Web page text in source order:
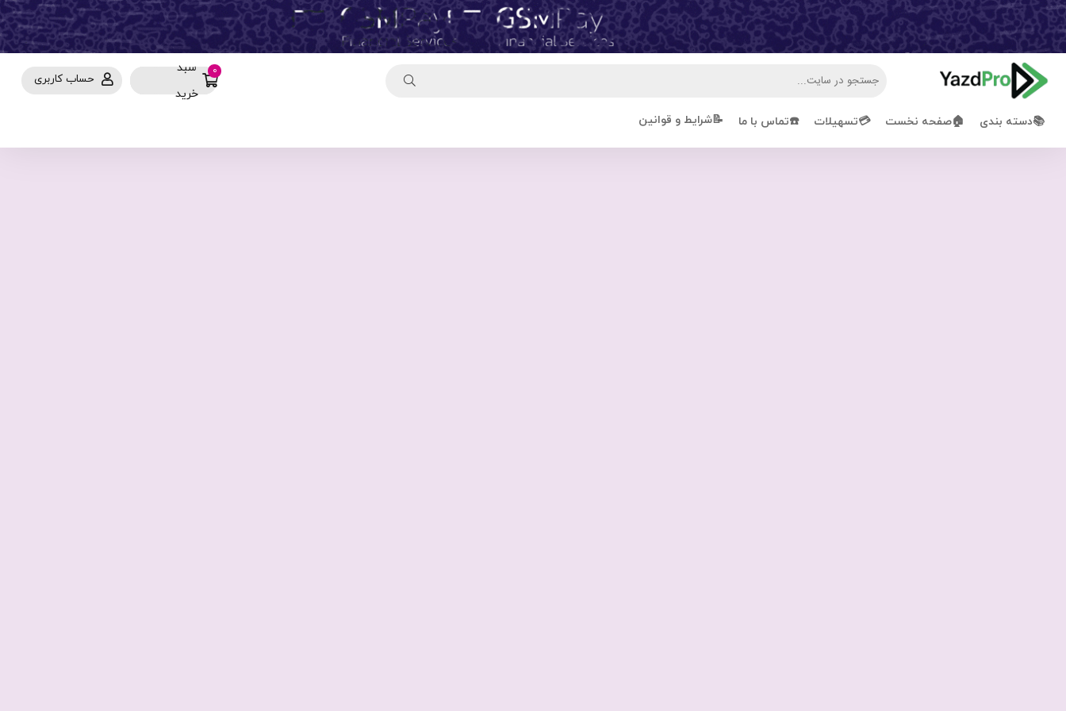
حساب کاربری
سبد
خرید
0
📚دسته بندی 🏠صفحه نخست 💳تسهیلات ☎️تماس با ما 📝شرایط و قوانین